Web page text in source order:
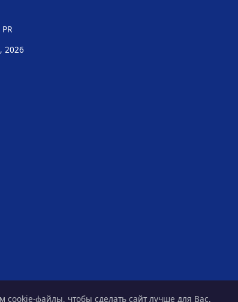
2026
cookie-файлы, чтобы сделать сайт лучше для Вас.